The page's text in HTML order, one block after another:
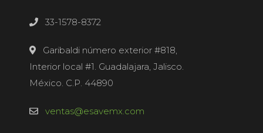
33-1578-8372
Garibaldi número exterior #818,
Interior local #1. Guadalajara, Jalisco.
México. C.P. 44890
ventas@esavemx.com